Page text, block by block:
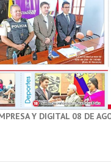
Y DIGITAL 08 DE